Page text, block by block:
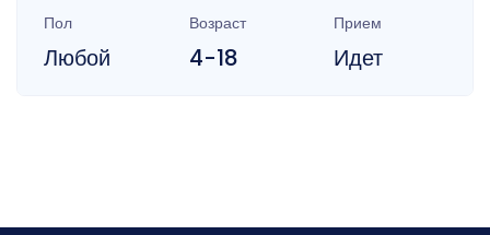
Пол
Любой
Возраст
4-18
Прием
Идет